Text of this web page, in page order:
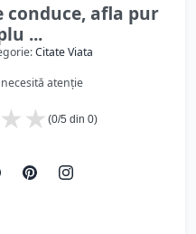
conduce, afla pur
...
Citate Viata
atenție
★
★ (0/5 din 0)